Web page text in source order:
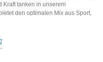
Kraft tanken in unserem
den optimalen Mix aus Sport,